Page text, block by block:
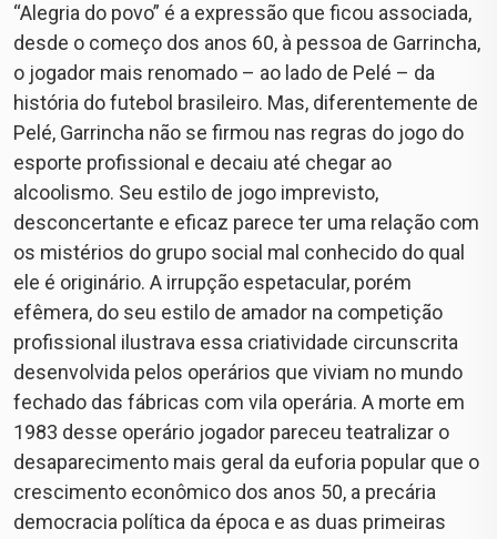
“Alegria do povo” é a expressão que ficou associada,
desde o começo dos anos 60, à pessoa de Garrincha,
o jogador mais renomado – ao lado de Pelé – da
história do futebol brasileiro. Mas, diferentemente de
Pelé, Garrincha não se firmou nas regras do jogo do
esporte profissional e decaiu até chegar ao
alcoolismo. Seu estilo de jogo imprevisto,
desconcertante e eficaz parece ter uma relação com
os mistérios do grupo social mal conhecido do qual
ele é originário. A irrupção espetacular, porém
efêmera, do seu estilo de amador na competição
profissional ilustrava essa criatividade circunscrita
desenvolvida pelos operários que viviam no mundo
fechado das fábricas com vila operária. A morte em
1983 desse operário jogador pareceu teatralizar o
desaparecimento mais geral da euforia popular que o
crescimento econômico dos anos 50, a precária
democracia política da época e as duas primeiras